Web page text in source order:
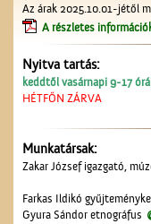
A
Az árak 2025.10.01-jétől
A részletes
Nyitva tartás:
keddtől vasárnapi 9-17
HÉTFŐN ZÁRVA
Munkatársak:
Zakar József igazgató,
Farkas Ildikó
Gyura Sándor etnográfus